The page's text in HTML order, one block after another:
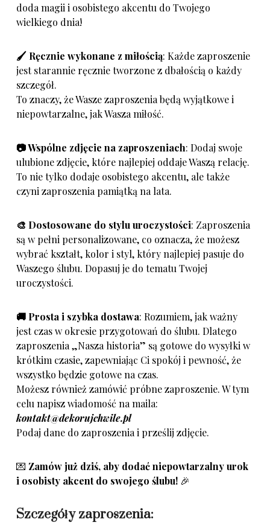
doda magii i osobistego akcentu do Twojego
wielkiego dnia!
🖌️ Ręcznie wykonane z miłością: Każde zaproszenie
jest starannie ręcznie tworzone z dbałością o każdy
szczegół.
To znaczy, że Wasze zaproszenia będą wyjątkowe i
niepowtarzalne, jak Wasza miłość.
📷 Wspólne zdjęcie na zaproszeniach: Dodaj swoje
ulubione zdjęcie, które najlepiej oddaje Waszą relację.
To nie tylko dodaje osobistego akcentu, ale także
czyni zaproszenia pamiątką na lata.
🎨 Dostosowane do stylu uroczystości: Zaproszenia
są w pełni personalizowane, co oznacza, że możesz
wybrać kształt, kolor i styl, który najlepiej pasuje do
Waszego ślubu. Dopasuj je do tematu Twojej
uroczystości.
🚚 Prosta i szybka dostawa: Rozumiem, jak ważny
jest czas w okresie przygotowań do ślubu. Dlatego
zaproszenia „Nasza historia” są gotowe do wysyłki w
krótkim czasie, zapewniając Ci spokój i pewność, że
wszystko będzie gotowe na czas.
Możesz również zamówić próbne zaproszenie. W tym
celu napisz wiadomość na maila:
kontakt@dekorujchwile.pl
Podaj dane do zaproszenia i prześlij zdjęcie.
💌 Zamów już dziś, aby dodać niepowtarzalny urok
i osobisty akcent do swojego ślubu! 🎉
Szczegóły zaproszenia: